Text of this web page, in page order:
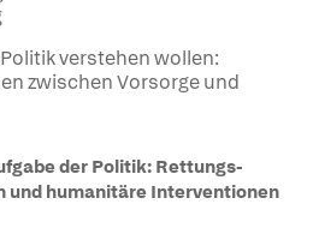
verstehen wollen:
zwischen Vorsorge und
der Politik: Rettungs-
und humanitäre Interventionen